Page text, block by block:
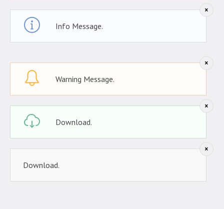
Info Message.
Warning Message.
Download.
Download.